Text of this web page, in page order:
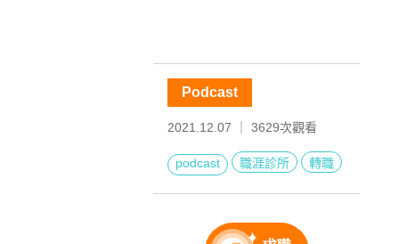
Podcast
2021.12.07 ｜ 3629次觀看
podcast 職涯診所 轉職